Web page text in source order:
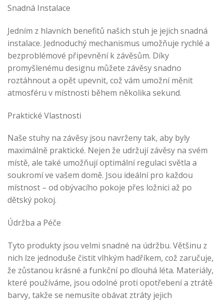
Snadná Instalace
Jedním z hlavních benefitů našich stuh je jejich snadná
instalace. Jednoduchý mechanismus umožňuje rychlé a
bezproblémové připevnění k závěsům. Díky
promyšlenému designu můžete závěsy snadno
roztáhnout a opět upevnit, což vám umožní měnit
atmosféru v místnosti během několika sekund.
Praktické Vlastnosti
Naše stuhy na závěsy jsou navrženy tak, aby byly
maximálně praktické. Nejen že udržují závěsy na svém
místě, ale také umožňují optimální regulaci světla a
soukromí ve vašem domě. Jsou ideální pro každou
místnost – od obývacího pokoje přes ložnici až po
dětský pokoj.
Údržba a Péče
Tyto produkty jsou velmi snadné na údržbu. Většinu z
nich lze jednoduše čistit vlhkým hadříkem, což zaručuje,
že zůstanou krásné a funkční po dlouhá léta. Materiály,
které používáme, jsou odolné proti opotřebení a ztrátě
barvy, takže se nemusíte obávat ztráty jejich